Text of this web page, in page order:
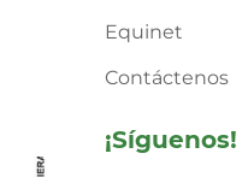
Equinet
Contáctenos
¡Síguenos!